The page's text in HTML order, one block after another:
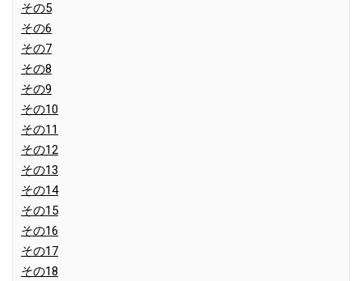
その5
その6
その7
その8
その9
その10
その11
その12
その13
その14
その15
その16
その17
その18